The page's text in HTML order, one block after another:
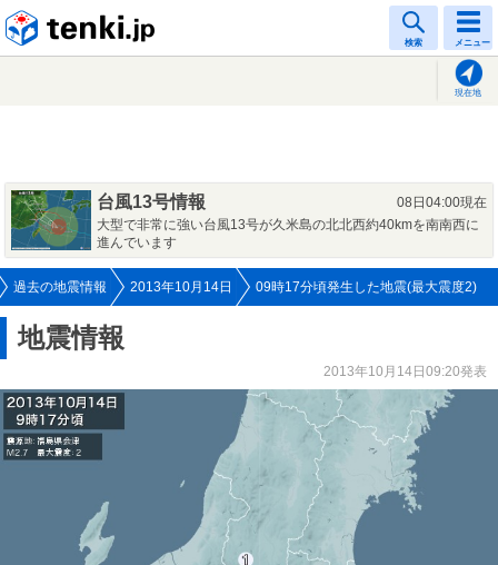
検索 メニュー
現在地
台風13号情報
08日04:00現在
大型で非常に強い台風13号が久米島の北北西約40kmを南南西に
進んでいます
過去の地震情報 2013年10月14日 09時17分頃発生した地震(最大震度2)
地震情報
2013年10月14日09:20発表